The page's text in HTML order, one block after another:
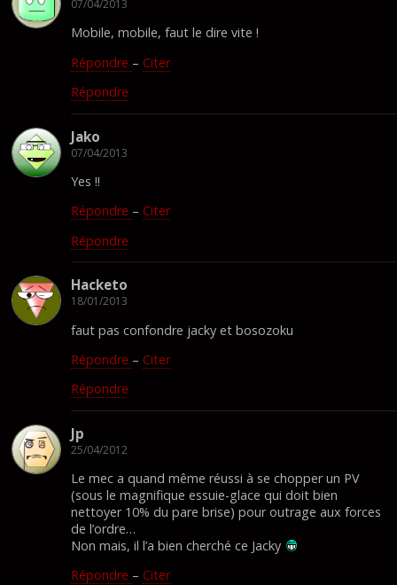
07/04/2013
Mobile, mobile, faut le dire vite !
Répondre – Citer
Répondre
Jako
07/04/2013
Yes !!
Répondre – Citer
Répondre
Hacketo
18/01/2013
faut pas confondre jacky et bosozoku
Répondre – Citer
Répondre
Jp
25/04/2012
Le mec a quand même réussi à se chopper un PV
(sous le magnifique essuie-glace qui doit bien
nettoyer 10% du pare brise) pour outrage aux forces
de l’ordre…
Non mais, il l’a bien cherché ce Jacky
Répondre – Citer